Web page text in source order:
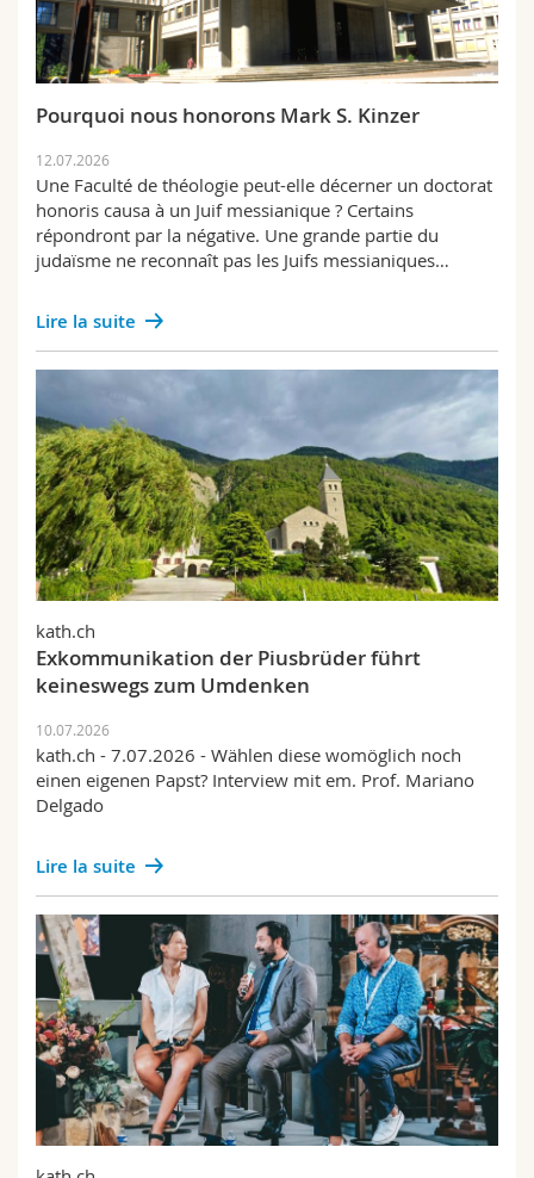
Pourquoi nous honorons Mark S. Kinzer
12.07.2026
Une Faculté de théologie peut-elle décerner un doctorat
honoris causa à un Juif messianique ? Certains
répondront par la négative. Une grande partie du
judaïsme ne reconnaît pas les Juifs messianiques…
Lire la suite
kath.ch
Exkommunikation der Piusbrüder führt
keineswegs zum Umdenken
10.07.2026
kath.ch - 7.07.2026 - Wählen diese womöglich noch
einen eigenen Papst? Interview mit em. Prof. Mariano
Delgado
Lire la suite